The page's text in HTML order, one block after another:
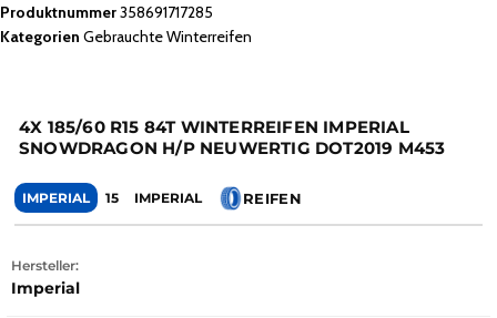
Produktnummer358691717285
Kategorien Gebrauchte Winterreifen
4X 185/60 R15 84T WINTERREIFEN IMPERIAL
SNOWDRAGON H/P NEUWERTIG DOT2019 M453
IMPERIAL 15 IMPERIAL REIFEN
Hersteller:
Imperial